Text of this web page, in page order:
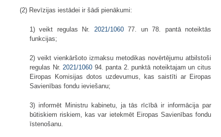
(2) Revīzijas iestādei ir šādi pienākumi:
1) veikt regulas Nr. 2021/106077. un 78. pantā noteiktās
funkcijas;
2) veikt vienkāršoto izmaksu metodikas novērtējumu atbilstoši
regulas Nr.2021/1060 94. panta 2. punktā noteiktajam un citus
Eiropas Komisijas dotos uzdevumus, kas saistīti ar Eiropas
Savienības fondu ieviešanu;
3) informēt Ministru kabinetu, ja tās rīcībā ir informācija par
būtiskiem riskiem, kas var ietekmēt Eiropas Savienības fondu
īstenošanu.